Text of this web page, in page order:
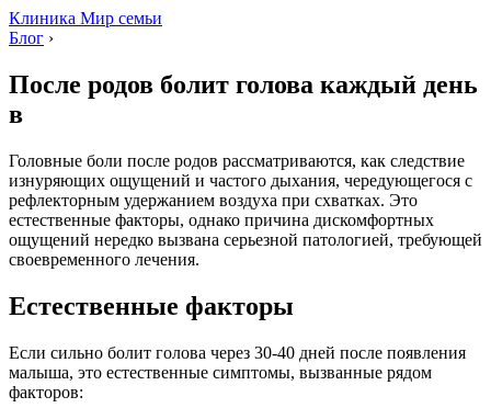
Клиника Мир семьи
Блог ›
После родов болит голова каждый день
в
Головные боли после родов рассматриваются, как следствие
изнуряющих ощущений и частого дыхания, чередующегося с
рефлекторным удержанием воздуха при схватках. Это
естественные факторы, однако причина дискомфортных
ощущений нередко вызвана серьезной патологией, требующей
своевременного лечения.
Естественные факторы
Если сильно болит голова через 30-40 дней после появления
малыша, это естественные симптомы, вызванные рядом
факторов: